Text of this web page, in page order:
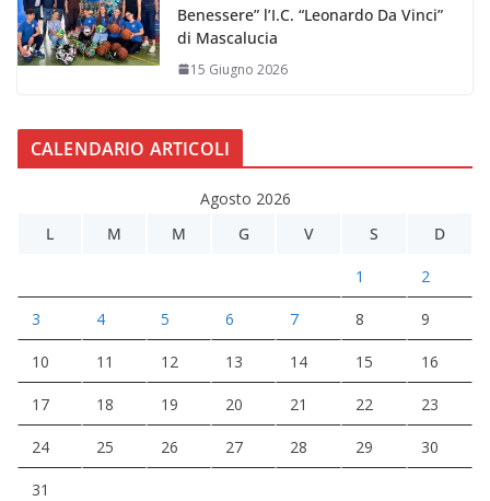
Benessere” l’I.C. “Leonardo Da Vinci”
di Mascalucia
15 Giugno 2026
CALENDARIO ARTICOLI
Agosto 2026
L
M M G V S D
1 2
3 4 5 6 7 8 9
10 11 12 13 14 15 16
17 18 19 20 21 22 23
24 25 26 27 28 29 30
31